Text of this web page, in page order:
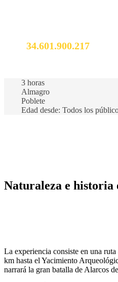
34.601.900.217
3 horas
Almagro
Poblete
Edad desde: Todos los
Naturaleza e historia
La experiencia consiste en una
km hasta el Yacimiento
narrará la gran batalla de Alarcos